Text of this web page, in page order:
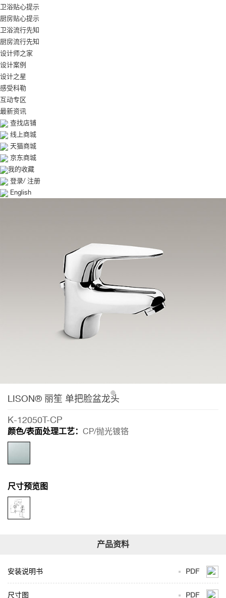
卫浴贴心提示
厨房贴心提示
卫浴流行先知
厨房流行先知
设计师之家
设计案例
设计之星
感受科勒
互动专区
最新资讯
查找店铺
线上商城
天猫商城
京东商城
我的收藏
登录/注册
English
LISON® 丽笙 单把脸盆龙头
K-12050T-CP
颜色/表面处理工艺： CP/抛光镀铬
尺寸预览图
PDF
安装说明书
PDF
尺寸图